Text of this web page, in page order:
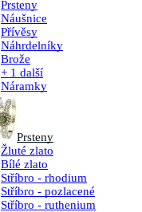
Prsteny
Náušnice
Přívěsy
Náhrdelníky
Brože
+ 1 další
Náramky
Prsteny
Žluté zlato
Bílé zlato
Stříbro - rhodium
Stříbro - pozlacené
Stříbro - ruthenium